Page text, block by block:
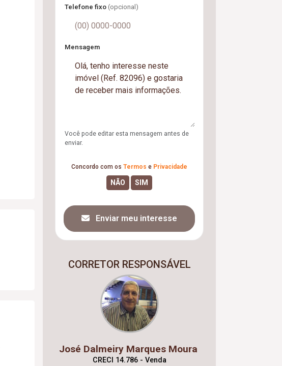
Telefone fixo (opcional)
Mensagem
Você pode editar esta mensagem antes de
enviar.
Concordo com os Termos e Privacidade
Enviar meu interesse
CORRETOR RESPONSÁVEL
José Dalmeiry Marques Moura
CRECI 14.786 - Venda